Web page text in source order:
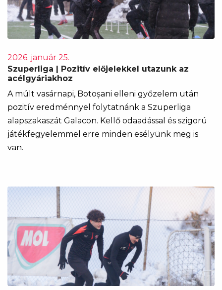
2026. január 25.
Szuperliga | Pozitív előjelekkel utazunk az
acélgyáriakhoz
A múlt vasárnapi, Botoșani elleni győzelem után
pozitív eredménnyel folytatnánk a Szuperliga
alapszakaszát Galacon. Kellő odaadással és szigorú
játékfegyelemmel erre minden esélyünk meg is
van.